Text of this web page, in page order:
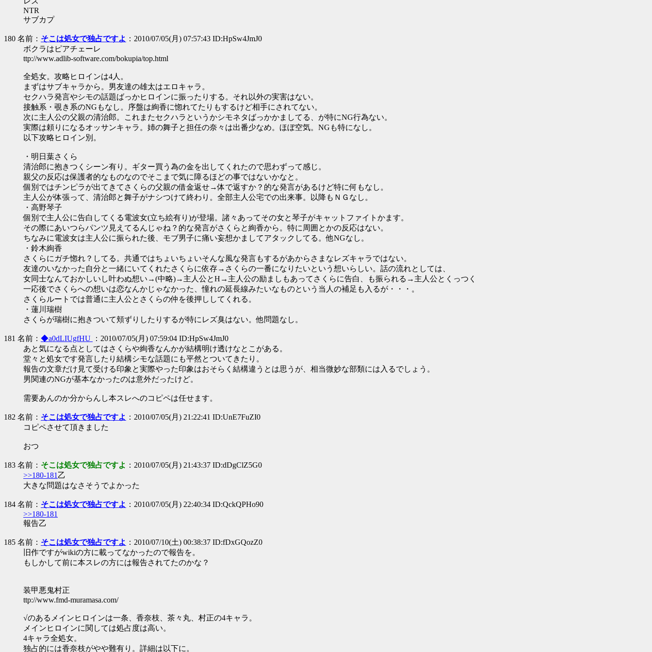
NTR
サブカプ
180 名前： そこは処女で独占ですよ ：2010/07/05(月) 07:57:43 ID:HpSw4JmJ0
ボクラはピアチェーレ
ttp://www.adlib-software.com/bokupia/top.html
全処女。攻略ヒロインは4人。
まずはサブキャラから。男友達の雄太はエロキャラ。
セクハラ発言やシモの話題ばっかヒロインに振ったりする。それ以外の実害はない。
接触系・覗き系のNGもなし。序盤は絢香に惚れてたりもするけど相手にされてない。
次に主人公の父親の清治郎。これまたセクハラというかシモネタばっかかましてる、が特にNG行為ない。
実際は頼りになるオッサンキャラ。姉の舞子と担任の奈々は出番少なめ。ほぼ空気。NGも特になし。
以下攻略ヒロイン別。
・明日葉さくら
清治郎に抱きつくシーン有り。ギター買う為の金を出してくれたので思わずって感じ。
親父の反応は保護者的なものなのでそこまで気に障るほどの事ではないかなと。
個別ではチンピラが出てきてさくらの父親の借金返せ→体で返すか？的な発言があるけど特に何もなし。
主人公が体張って、清治郎と舞子がナシつけて終わり。全部主人公宅での出来事。以降もＮＧなし。
・高野琴子
個別で主人公に告白してくる電波女(立ち絵有り)が登場。諸々あってその女と琴子がキャットファイトかます。
その際にあいつらパンツ見えてるんじゃね？的な発言がさくらと絢香から。特に周囲とかの反応はない。
ちなみに電波女は主人公に振られた後、モブ男子に痛い妄想かましてアタックしてる。他NGなし。
・鈴木絢香
さくらにガチ惚れ？してる。共通ではちょいちょいそんな風な発言もするがあからさまなレズキャラではない。
友達のいなかった自分と一緒にいてくれたさくらに依存→さくらの一番になりたいという想いらしい。話の流れとしては、
女同士なんておかしいし叶わぬ想い→(中略)→主人公とH→主人公の励ましもあってさくらに告白、も振られる→主人公とくっつく
一応後でさくらへの想いは恋なんかじゃなかった、憧れの延長線みたいなものという当人の補足も入るが・・・。
さくらルートでは普通に主人公とさくらの仲を後押ししてくれる。
・蓮川瑞樹
さくらが瑞樹に抱きついて頬ずりしたりするが特にレズ臭はない。他問題なし。
181 名前： ◆a0dLIUgfHU
：2010/07/05(月) 07:59:04 ID:HpSw4JmJ0
あと気になる点としてはさくらや絢香なんかが結構明け透けなとこがある。
堂々と処女です発言したり結構シモな話題にも平然とついてきたり。
報告の文章だけ見て受ける印象と実際やった印象はおそらく結構違うとは思うが、相当微妙な部類には入るでしょう。
男関連のNGが基本なかったのは意外だったけど。
需要あんのか分からんし本スレへのコピペは任せます。
182 名前： そこは処女で独占ですよ ：2010/07/05(月) 21:22:41 ID:UnE7FuZI0
コピペさせて頂きました
おつ
183 名前： そこは処女で独占ですよ ：2010/07/05(月) 21:43:37 ID:dDgClZ5G0
>>180-181 乙
大きな問題はなさそうでよかった
184 名前： そこは処女で独占ですよ ：2010/07/05(月) 22:40:34 ID:QckQPHo90
>>180-181
報告乙
185 名前： そこは処女で独占ですよ ：2010/07/10(土) 00:38:37 ID:fDxGQozZ0
旧作ですがwikiの方に載ってなかったので報告を。
もしかして前に本スレの方には報告されてたのかな？
装甲悪鬼村正
ttp://www.fmd-muramasa.com/
√のあるメインヒロインは一条、香奈枝、茶々丸、村正の4キャラ。
メインヒロインに関しては処占度は高い。
4キャラ全処女。
独占的には香奈枝がやや難有り。詳細は以下に。